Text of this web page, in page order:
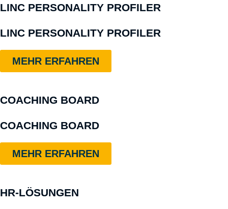
LINC PERSONALITY PROFILER
LINC PERSONALITY PROFILER
MEHR ERFAHREN
COACHING BOARD
COACHING BOARD
MEHR ERFAHREN
HR-LÖSUNGEN